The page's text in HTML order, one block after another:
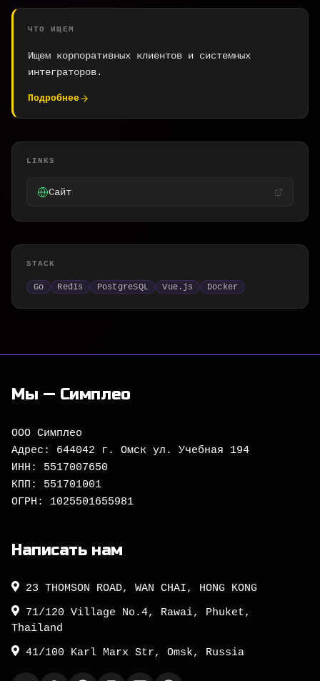
ЧТО ИЩЕМ
Ищем корпоративных клиентов и системных
интеграторов.
Подробнее
LINKS
Сайт
STACK
Go Redis PostgreSQL Vue.js Docker
Мы — Симплео
ООО Симплео
Адрес: 644042 г. Омск ул. Учебная 194
ИНН: 5517007650
КПП: 551701001
ОГРН: 1025501655981
Написать нам
23 THOMSON ROAD, WAN CHAI, HONG KONG
71/120 Village No.4, Rawai, Phuket,
Thailand
41/100 Karl Marx Str, Omsk, Russia